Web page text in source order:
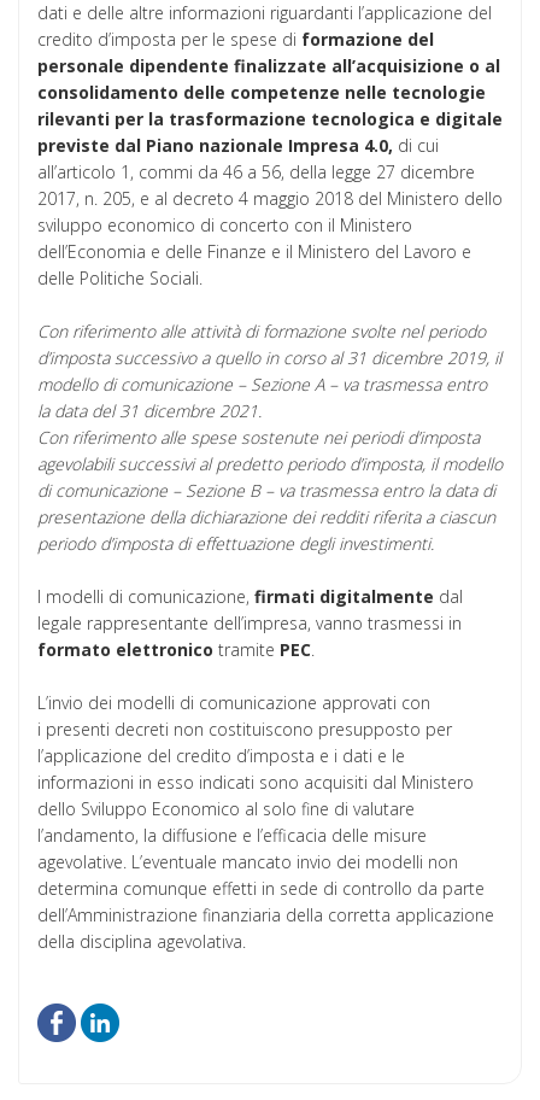
dati e delle altre informazioni riguardanti l’applicazione del
credito d’imposta per le spese di formazione del
personale dipendente finalizzate all’acquisizione o al
consolidamento delle competenze nelle tecnologie
rilevanti per la trasformazione tecnologica e digitale
previste dal Piano nazionale Impresa 4.0, di cui
all’articolo 1, commi da 46 a 56, della legge 27 dicembre
2017, n. 205, e al decreto 4 maggio 2018 del Ministero dello
sviluppo economico di concerto con il Ministero
dell’Economia e delle Finanze e il Ministero del Lavoro e
delle Politiche Sociali.
Con riferimento alle attività di formazione svolte nel periodo
d’imposta successivo a quello in corso al 31 dicembre 2019, il
modello di comunicazione – Sezione A – va trasmessa entro
la data del 31 dicembre 2021.
Con riferimento alle spese sostenute nei periodi d’imposta
agevolabili successivi al predetto periodo d’imposta, il modello
di comunicazione – Sezione B – va trasmessa entro la data di
presentazione della dichiarazione dei redditi riferita a ciascun
periodo d’imposta di effettuazione degli investimenti.
I modelli di comunicazione, firmati digitalmente dal
legale rappresentante dell’impresa, vanno trasmessi in
formato elettronico tramite PEC.
L’invio dei modelli di comunicazione approvati con
i presenti decreti non costituiscono presupposto per
l’applicazione del credito d’imposta e i dati e le
informazioni in esso indicati sono acquisiti dal Ministero
dello Sviluppo Economico al solo fine di valutare
l’andamento, la diffusione e l’efficacia delle misure
agevolative. L’eventuale mancato invio dei modelli non
determina comunque effetti in sede di controllo da parte
dell’Amministrazione finanziaria della corretta applicazione
della disciplina agevolativa.